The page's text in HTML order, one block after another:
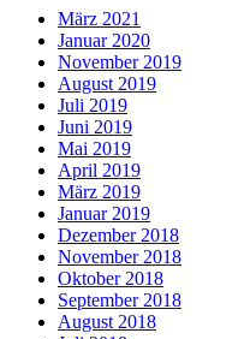
März 2021
Januar 2020
November 2019
August 2019
Juli 2019
Juni 2019
Mai 2019
April 2019
März 2019
Januar 2019
Dezember 2018
November 2018
Oktober 2018
September 2018
August 2018